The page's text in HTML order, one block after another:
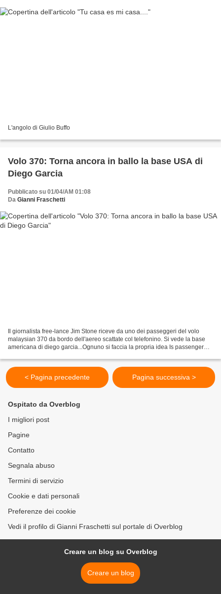
L'angolo di Giulio Buffo
Volo 370: Torna ancora in ballo la base USA di
Diego Garcia
Pubblicato su 01/04/AM 01:08
Da Gianni Fraschetti
Il giornalista free-lance Jim Stone riceve da uno dei passeggeri del volo
malaysian 370 da bordo dell'aereo scattate col telefonino. Si vede la base
americana di diego garcia...Ognuno si faccia la propria idea Is passenger
< Pagina precedente Pagina successiva >
Ospitato da Overblog
I migliori post
Pagine
Contatto
Segnala abuso
Termini di servizio
Cookie e dati personali
Preferenze dei cookie
Vedi il profilo di Gianni Fraschetti sul portale di Overblog
Creare un blog su Overblog
Creare un blog